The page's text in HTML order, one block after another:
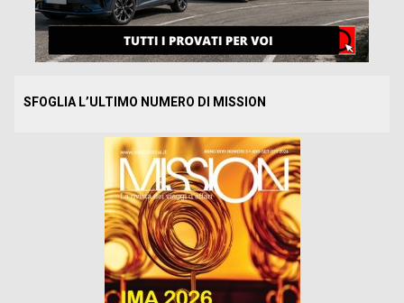
SFOGLIA L’ULTIMO NUMERO DI MISSION